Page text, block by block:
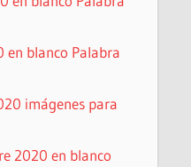
blanco Palabra
imágenes para
2020 en blanco